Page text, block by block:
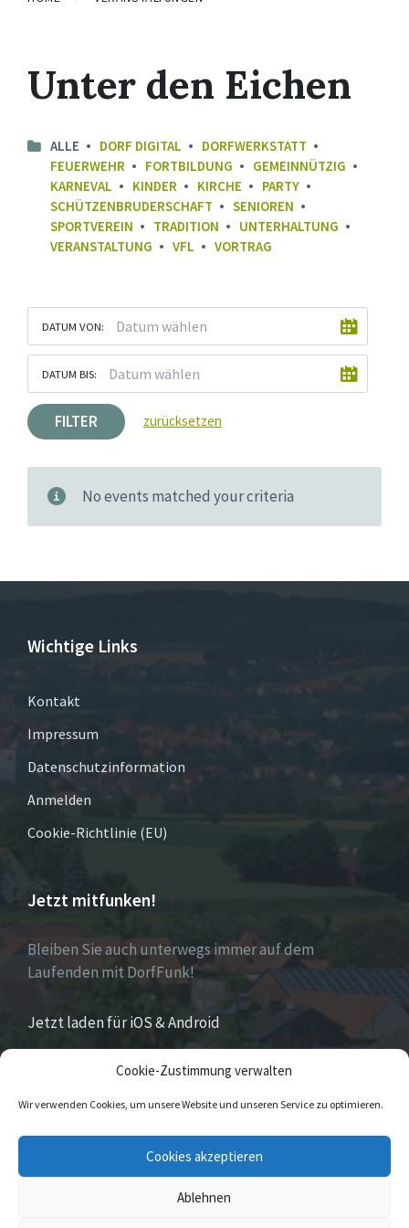
Cookie-Zustimmung verwalten
Wir verwenden Cookies, um unsere Website und unseren Service zu optimieren.
Cookies akzeptieren
Ablehnen
Unter den Eichen
ALLE DORF DIGITAL
DORFWERKSTATT
FEUERWEHR
FORTBILDUNG
GEMEINNÜTZIG
KARNEVAL
KINDER KIRCHE
PARTY
SCHÜTZENBRUDERSCHAFT
SENIOREN
SPORTVEREIN
TRADITION
UNTERHALTUNG
VERANSTALTUNG
VFL VORTRAG
DATUM VON:
DATUM BIS:
FILTER zurücksetzen
No events matched your criteria
Wichtige Links
Kontakt
Impressum
Datenschutzinformation
Anmelden
Cookie-Richtlinie (EU)
Jetzt mitfunken!
Bleiben Sie auch unterwegs immer auf dem
Laufenden mit DorfFunk!
Jetzt laden für iOS & Android
Eversenist Stadtteil der Stadt Nieheim im Kreis
Höxter im östlichen Nordrhein-Westfalen.